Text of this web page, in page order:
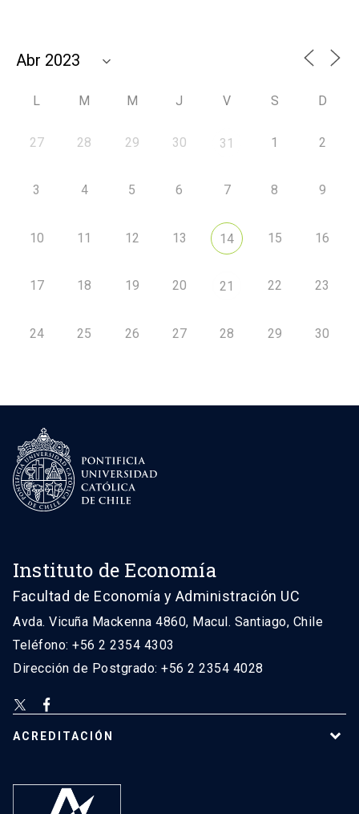
L M M J V S D
27 28 29 30 31 1 2
3 4 5 6 7 8 9
10 11 12 13 14 15 16
17 18 19 20 21 22 23
24 25 26 27 28 29 30
Instituto de Economía
Facultad de Economía y Administración UC
Avda. Vicuña Mackenna 4860, Macul. Santiago, Chile
Teléfono: +56 2 2354 4303
Dirección de Postgrado: +56 2 2354 4028
ACREDITACIÓN